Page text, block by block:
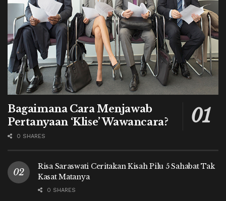
Bagaimana Cara Menjawab
Pertanyaan ‘Klise’ Wawancara?
0 SHARES
Risa Saraswati Ceritakan Kisah Pilu 5 Sahabat Tak
Kasat Matanya
0 SHARES